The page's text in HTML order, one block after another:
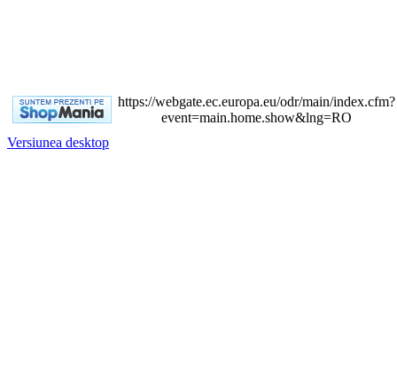
https://webgate.ec.europa.eu/odr/main/index.cfm?
event=main.home.show&lng=RO
Versiunea desktop